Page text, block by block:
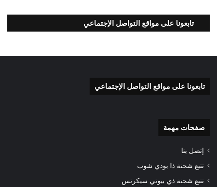
تابعونا على مواقع التواصل الإجتماعي
تابعونا على مواقع التواصل الإجتماعي
صفحات مهمة
إتصل بنا
تتبع شحنة ذا بودي شوب
تتبع شحنة ذي بيوتي سيكرتس